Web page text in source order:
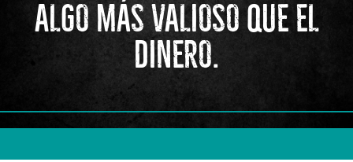
ALGO MÁS VALIOSO QUE EL
DINERO.